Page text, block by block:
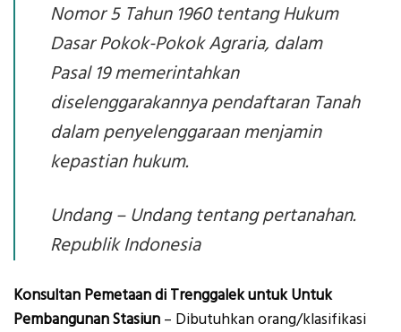
Nomor 5 Tahun 1960 tentang Hukum
Dasar Pokok-Pokok Agraria, dalam
Pasal 19 memerintahkan
diselenggarakannya pendaftaran Tanah
dalam penyelenggaraan menjamin
kepastian hukum.
Undang – Undang tentang pertanahan.
Republik Indonesia
Konsultan Pemetaan di Trenggalek untuk Untuk
Pembangunan Stasiun – Dibutuhkan orang/klasifikasi